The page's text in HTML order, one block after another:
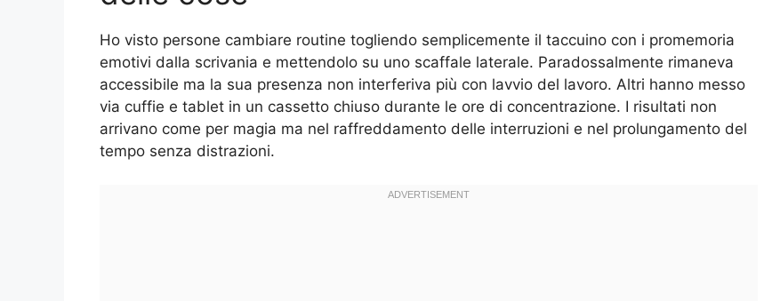
Ho visto persone cambiare routine togliendo semplicemente il taccuino con i promemoria
emotivi dalla scrivania e mettendolo su uno scaffale laterale. Paradossalmente rimaneva
accessibile ma la sua presenza non interferiva più con lavvio del lavoro. Altri hanno messo
via cuffie e tablet in un cassetto chiuso durante le ore di concentrazione. I risultati non
arrivano come per magia ma nel raffreddamento delle interruzioni e nel prolungamento del
tempo senza distrazioni.